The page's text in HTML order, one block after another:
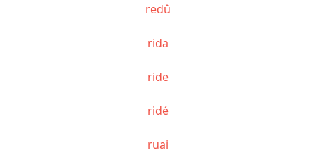
redû
rida
ride
ridé
ruai